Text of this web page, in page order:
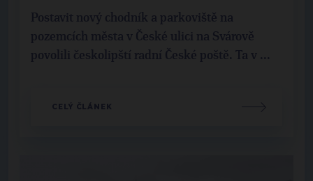
Postavit nový chodník a parkoviště na
pozemcích města v České ulici na Svárově
povolili českolipští radní České poště. Ta v ...
CELÝ ČLÁNEK